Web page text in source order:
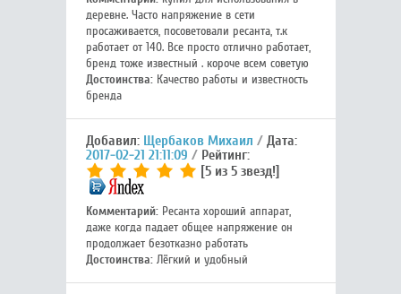
деревне. Часто напряжение в сети
просаживается, посоветовали ресанта, т.к
работает от 140. Все просто отлично работает,
бренд тоже известный . короче всем советую
Достоинства:Качество работы и известность
бренда
Добавил: Щербаков Михаил Дата:
2017-02-21 21:11:09
Рейтинг:
[5 из 5 звезд!]
Комментарий:Ресанта хороший аппарат,
даже когда падает общее напряжение он
продолжает безотказно работать
Достоинства:Лёгкий и удобный